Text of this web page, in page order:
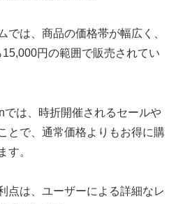
では、商品の価格帯が幅広く、
円の範囲で販売されてい
は、時折開催されるセールや
とで、通常価格よりもお得に購
す。
点は、ユーザーによる詳細なレ